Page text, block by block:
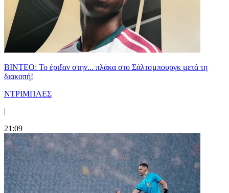
ΒΙΝΤΕΟ: Το έριξαν στην... πλάκα στο Σάλτσμπουργκ μετά τη
διακοπή!
ΝΤΡΙΜΠΛΕΣ
|
21:09